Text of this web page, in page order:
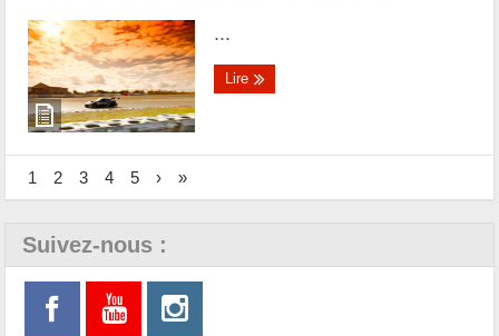
...
Lire
1 2 3 4 5 › »
Suivez-nous :